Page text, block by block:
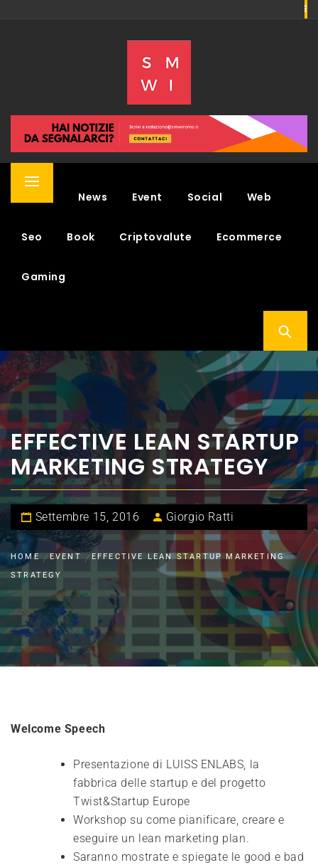
SOCIAL MEDIA WEEK & NEWS
Primary
News Event Social Web
Seo Book Criptovalute Ecommerce
Gaming
EFFECTIVE LEAN STARTUP
MARKETING STRATEGY
Settembre 15, 2016 Giorgio Ratti
HOME EVENT
EFFECTIVE LEAN STARTUP MARKETING
STRATEGY
Welcome Speech
Presentazione di LUISS ENLABS, la
fabbrica delle startup e del progetto
Twist&Startup Europe
Workshop su come pianificare, creare e
eseguire un lean marketing plan.
Saranno mostrate e spiegate le good e bad